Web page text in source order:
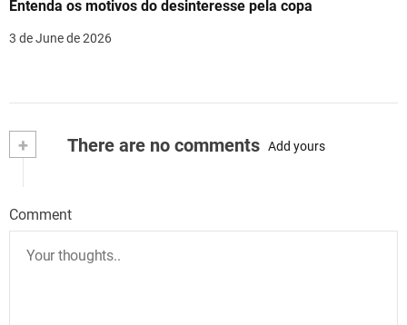
Entenda os motivos do desinteresse pela copa
3 de June de 2026
+ There are no comments Add yours
Comment